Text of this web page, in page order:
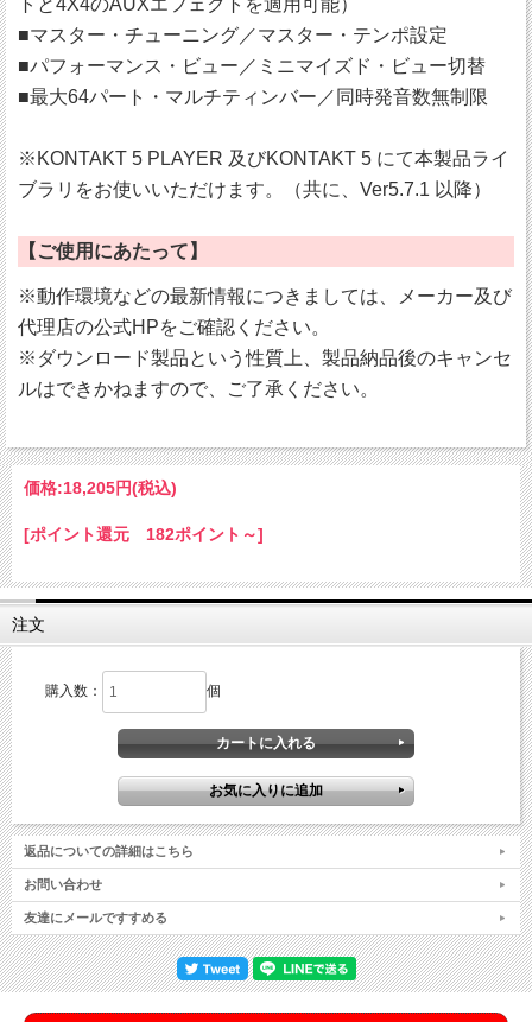
トと4X4のAUXエフェクトを適用可能）
■マスター・チューニング／マスター・テンポ設定
■パフォーマンス・ビュー／ミニマイズド・ビュー切替
■最大64パート・マルチティンバー／同時発音数無制限
※KONTAKT 5 PLAYER 及びKONTAKT 5 にて本製品ライ
ブラリをお使いいただけます。（共に、Ver5.7.1 以降）
【ご使用にあたって】
※動作環境などの最新情報につきましては、メーカー及び
代理店の公式HPをご確認ください。
※ダウンロード製品という性質上、製品納品後のキャンセ
ルはできかねますので、ご了承ください。
価格:18,205円(税込)
[ポイント還元 182ポイント～]
注文
購入数： 個
返品についての詳細はこちら
お問い合わせ
友達にメールですすめる